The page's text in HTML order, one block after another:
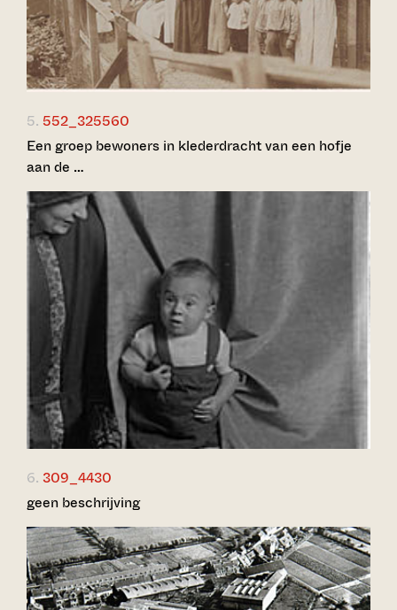
5. 552_325560
Een groep bewoners in klederdracht van een hofje
aan de …
6. 309_4430
geen beschrijving